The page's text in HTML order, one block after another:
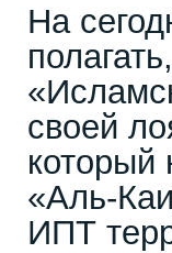
На
своей
который
«Аль-
ИПТ